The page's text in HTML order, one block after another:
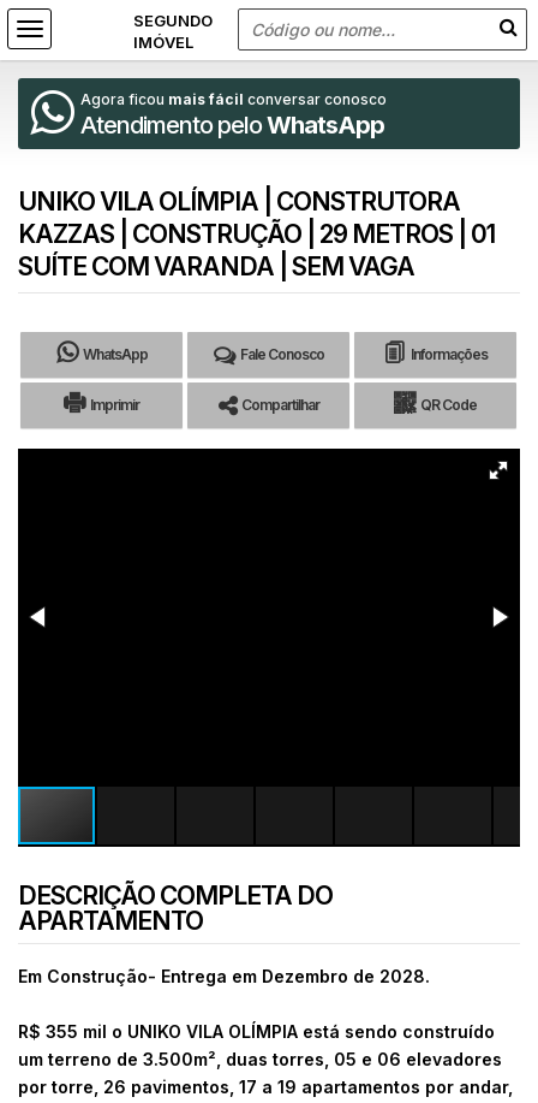
Agora ficou mais fácil conversar conosco
Atendimento peloWhatsApp
UNIKO VILA OLÍMPIA | CONSTRUTORA
KAZZAS | CONSTRUÇÃO | 29 METROS | 01
SUÍTE COM VARANDA | SEM VAGA
WhatsApp Fale Conosco Informações
Imprimir Compartilhar QR Code
DESCRIÇÃO COMPLETA DO
APARTAMENTO
Em Construção- Entrega em Dezembro de 2028.
R$ 355 mil o UNIKO VILA OLÍMPIA está sendo construído
um terreno de 3.500m², duas torres, 05 e 06 elevadores
por torre, 26 pavimentos, 17 a 19 apartamentos por andar,